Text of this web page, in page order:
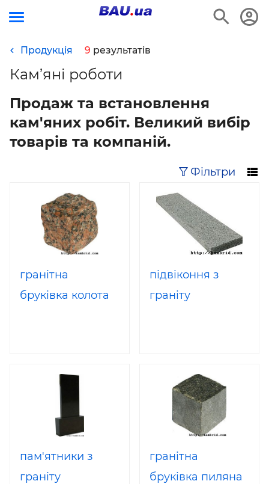
Продукція 9 результатів
Кам’яні роботи
Продаж та встановлення
кам'яних робіт. Великий вибір
товарів та компаній.
Фільтри
гранітна
бруківка колота
підвіконня з
граніту
пам'ятники з
граніту
гранітна
бруківка пиляна